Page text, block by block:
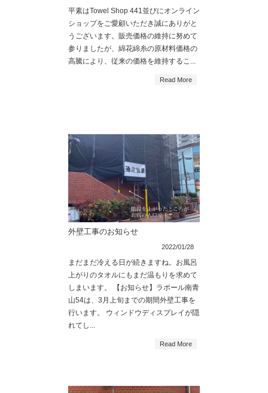
平素はTowel Shop 441並びにオンライン
ショップをご愛顧いただき誠にありがと
うございます。販売価格の維持に努めて
参りましたが、綿花綿糸の原材料価格の
高騰により、従来の価格を維持するこ...
Read More
外壁工事のお知らせ
2022/01/28
まだまだ冷える日が続きますね。お風呂
上がりのタオルにもまだ温もりを求めて
しまいます。 【お知らせ】ラポール南青
山54は、3月上旬までの期間外壁工事を
行います。 ウィンドウディスプレイが隠
れてし...
Read More